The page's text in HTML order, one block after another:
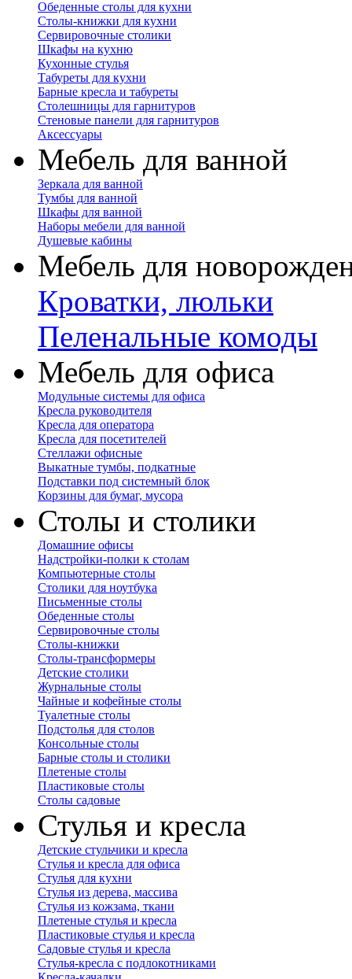
Обеденные столы для кухни
Столы-книжки для кухни
Сервировочные столики
Шкафы на кухню
Кухонные стулья
Табуреты для кухни
Барные кресла и табуреты
Столешницы для гарнитуров
Стеновые панели для гарнитуров
Аксессуары
Мебель для ванной
Зеркала для ванной
Тумбы для ванной
Шкафы для ванной
Наборы мебели для ванной
Душевые кабины
Мебель для
Кроватки, люльки
Пеленальные комоды
Мебель для офиса
Модульные системы для офиса
Кресла руководителя
Кресла для оператора
Кресла для посетителей
Стеллажи офисные
Выкатные тумбы, подкатные
Подставки под системный блок
Корзины для бумаг, мусора
Столы и столики
Домашние офисы
Надстройки-полки к столам
Компьютерные столы
Столики для ноутбука
Письменные столы
Обеденные столы
Сервировочные столы
Столы-книжки
Столы-трансформеры
Детские столики
Журнальные столы
Чайные и кофейные столы
Туалетные столы
Подстолья для столов
Консольные столы
Барные столы и столики
Плетеные столы
Пластиковые столы
Столы садовые
Стулья и кресла
Детские стульчики и кресла
Стулья и кресла для офиса
Стулья для кухни
Стулья из дерева, массива
Стулья из кожзама, ткани
Плетеные стулья и кресла
Пластиковые стулья и кресла
Садовые стулья и кресла
Стулья-кресла с подлокотниками